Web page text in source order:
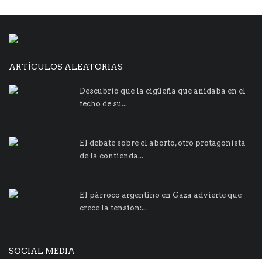
ARTÍCULOS ALEATORIAS
Descubrió que la cigüeña que anidaba en el
techo de su...
El debate sobre el aborto, otro protagonista
de la contienda...
El párroco argentino en Gaza advierte que
crece la tensión:...
SOCIAL MEDIA